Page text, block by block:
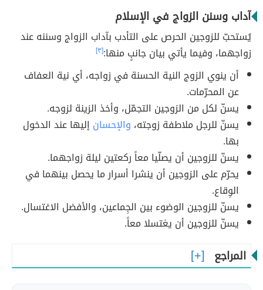
آداب وسنن الزواج في الإسلام
يُستحبّ للزوجين الحرص على التأدب بآداب الزواج وسننه عند
زواجهما، وفيما يأتي بيان جانبٍ منها:[٣]
أن ينوي الزوج النية الحسنة في زواجه، أي نية العفاف
عن المحرّمات.
يسنّ لكل من الزوجين التجمّل، وأخذ الزينة لزوجه.
يسنّ للرجل ملاطفة زوجته، والإحسان إليها عند الدخول
بها.
يسنّ للزوجين أن يصلّيا معاً ركعتين ليلة زواجهما.
يحرّم على الزوجين أن ينشرا أسرار ما يحصل بينهما في
الوِقاع.
يسنّ للزوجين الوضوء بين الجِماعين، والأفضل الاغتسال.
يسنّ للزوجين أن يغتسلا معاً.
المراجع